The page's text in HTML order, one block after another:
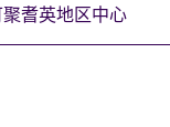
耆英地区中心